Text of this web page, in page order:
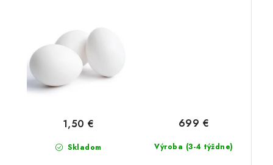
Skladom
1,50 €
Výroba (3-4 týždne)
699 €